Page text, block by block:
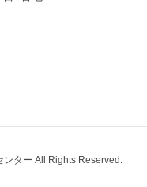
ター All Rights Reserved.